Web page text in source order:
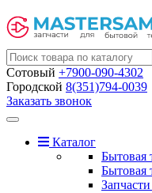
Сотовый +7900-090-4302
Городской 8(351)794-0039
Заказать звонок
Toggle
navigationКаталог
Бытовая